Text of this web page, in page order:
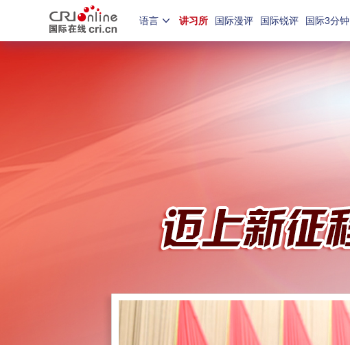
语言 讲习所 国际漫评 国际锐评 国际3分钟